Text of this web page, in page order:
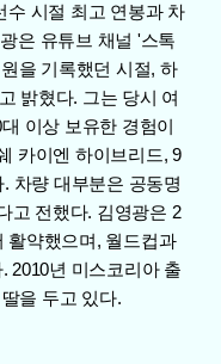
수 시절 최고 연봉과 차
은 유튜브 채널 '스톡
을 기록했던 시절, 하
밝혔다. 그는 당시 여
이상 보유한 경험이
카이엔 하이브리드, 9
차량 대부분은 공동명
고 전했다. 김영광은 2
활약했으며, 월드컵과
2010년 미스코리아 출
을 두고 있다.